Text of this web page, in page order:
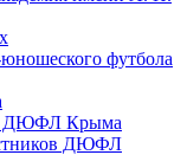
футбола
ДЮФЛ Крыма
ДЮФЛ